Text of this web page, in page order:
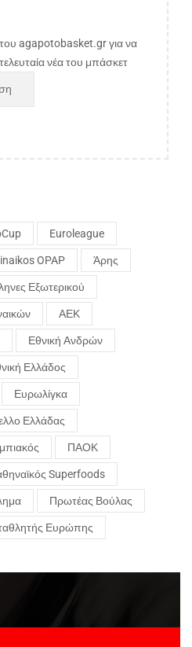
agapotobasket.gr για να
νέα του μπάσκετ
Euroleague
OPAP Άρης
Εξωτερικού
ΑΕΚ
Εθνική Ανδρών
Ελλάδος
Ευρωλίγκα
Ελλάδας
ΠΑΟΚ
Superfoods
Πρωτέας Βούλας
Ευρώπης